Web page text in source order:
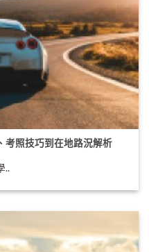
考照技巧到在地路況解析
..